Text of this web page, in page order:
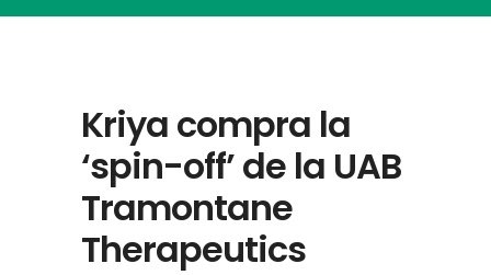
Kriya compra la
‘spin-off’ de la UAB
Tramontane
Therapeutics